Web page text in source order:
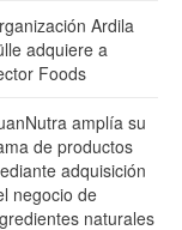
Ardila
adquiere a
Foods
amplía su
de productos
adquisición
negocio de
naturales